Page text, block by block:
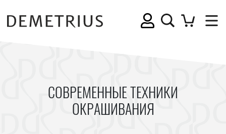
СОВРЕМЕННЫЕ ТЕХНИКИ
ОКРАШИВАНИЯ